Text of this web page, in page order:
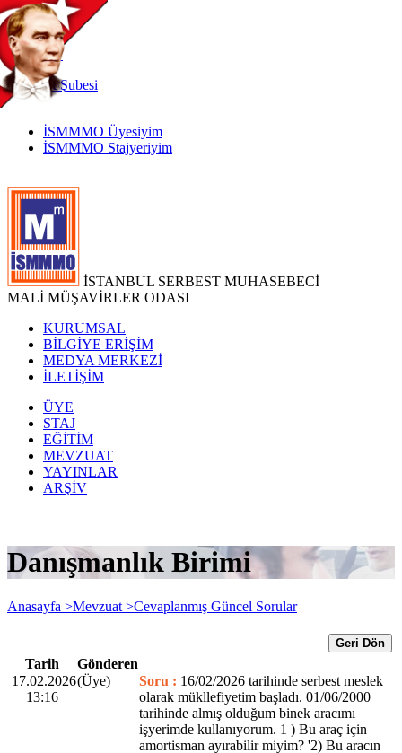
TR
|
EN
İnternetŞubesi
İSMMMO Üyesiyim
İSMMMO Stajyeriyim
İSTANBUL SERBEST MUHASEBECİ
MALİ MÜŞAVİRLER ODASI
KURUMSAL
BİLGİYE ERİŞİM
MEDYA MERKEZİ
İLETİŞİM
ÜYE
STAJ
EĞİTİM
MEVZUAT
YAYINLAR
ARŞİV
Danışmanlık Birimi
Anasayfa >Mevzuat >Cevaplanmış Güncel Sorular
Geri Dön
Tarih
Gönderen
17.02.2026
13:16
(Üye) Soru : 16/02/2026 tarihinde serbest meslek
olarak mükllefiyetim başladı. 01/06/2000
tarihinde almış olduğum binek aracımı
işyerimde kullanıyorum. 1 ) Bu araç için
amortisman ayırabilir miyim? '2) Bu aracın